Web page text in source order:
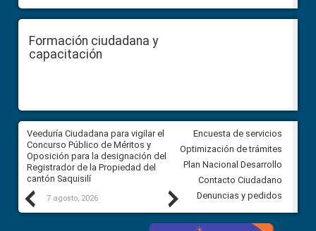
Formación ciudadana y
capacitación
Previous
Veeduría Ciudadana para vigilar el
Concurso Público de Méritos y
Oposición para la designación del
Registrador de la Propiedad del
cantón Saquisilí
7 agosto, 2026
Veeduría Ciudadana para
construcción del asfaltado de
Ballenita del cantón Santa
7 agosto, 2026
Next
Encuesta de servicios
Optimización de trámites
Plan Nacional Desarrollo
Contacto Ciudadano
Denuncias y pedidos